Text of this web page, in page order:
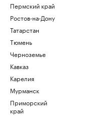
Пермский край
Ростов-на-Дону
Татарстан
Тюмень
Черноземье
Кавказ
Карелия
Мурманск
Приморский
край